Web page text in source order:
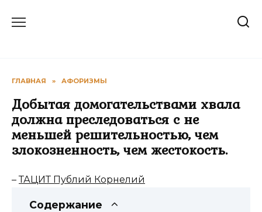
ГЛАВНАЯ » АФОРИЗМЫ
Добытая домогательствами хвала
должна преследоваться с не
меньшей решительностью, чем
злокозненность, чем жестокость.
–ТАЦИТ Публий Корнелий
Содержание